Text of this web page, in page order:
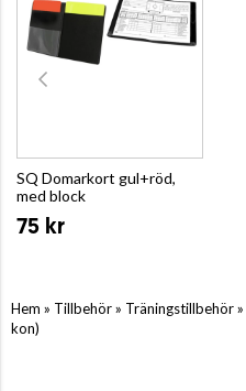
SQ Domarkort gul+röd,
med block
75 kr
Hem » Tillbehör» Träningstillbehör»
kon)